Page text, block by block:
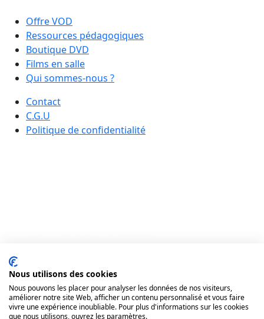
Offre VOD
Ressources pédagogiques
Boutique DVD
Films en salle
Qui sommes-nous ?
Contact
C.G.U
Politique de confidentialité
Nous utilisons des cookies
Nous pouvons les placer pour analyser les données de nos visiteurs,
améliorer notre site Web, afficher un contenu personnalisé et vous faire
vivre une expérience inoubliable. Pour plus d'informations sur les cookies
que nous utilisons, ouvrez les paramètres.